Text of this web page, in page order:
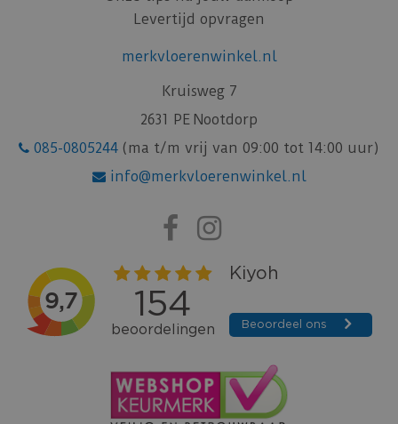
Levertijd opvragen
merkvloerenwinkel.nl
Kruisweg 7
2631 PE Nootdorp
085-0805244 (ma t/m vrij van 09:00 tot 14:00 uur)
info@merkvloerenwinkel.nl